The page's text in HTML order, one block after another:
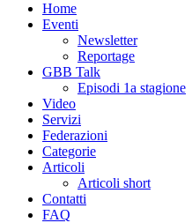
Home
Eventi
Newsletter
Reportage
GBB Talk
Episodi 1a stagione
Video
Servizi
Federazioni
Categorie
Articoli
Articoli short
Contatti
FAQ